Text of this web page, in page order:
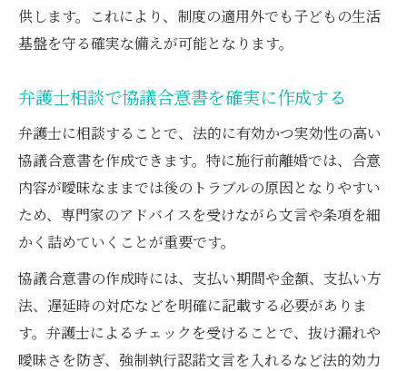
供します。これにより、制度の適用外でも子どもの生活
基盤を守る確実な備えが可能となります。
弁護士相談で協議合意書を確実に作成する
弁護士に相談することで、法的に有効かつ実効性の高い
協議合意書を作成できます。特に施行前離婚では、合意
内容が曖昧なままでは後のトラブルの原因となりやすい
ため、専門家のアドバイスを受けながら文言や条項を細
かく詰めていくことが重要です。
協議合意書の作成時には、支払い期間や金額、支払い方
法、遅延時の対応などを明確に記載する必要がありま
す。弁護士によるチェックを受けることで、抜け漏れや
曖昧さを防ぎ、強制執行認諾文言を入れるなど法的効力